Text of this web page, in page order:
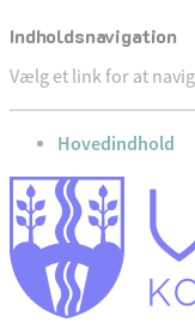
Indholdsnavigation
Vælg et link for at
gå til
Hovedindhold